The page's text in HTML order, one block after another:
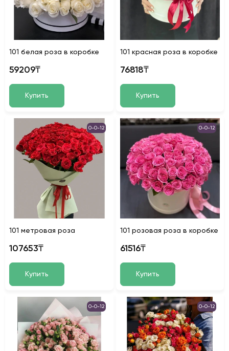
101 белая роза в коробке
59209₸
Купить
101 красная роза в коробке
76818₸
Купить
0-0-12
101 метровая роза
107653₸
Купить
0-0-12
101 розовая роза в коробке
61516₸
Купить
0-0-12 0-0-12